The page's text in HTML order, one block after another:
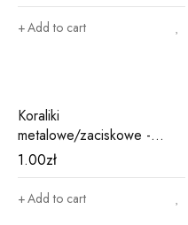
Add to cart
Koraliki
metalowe/zaciskowe -
różowe M14
1.00zł
Add to cart